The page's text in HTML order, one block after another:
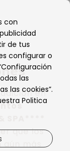
en
que los
más
con
de tus
configurar o
las
las cookies”.
Politica